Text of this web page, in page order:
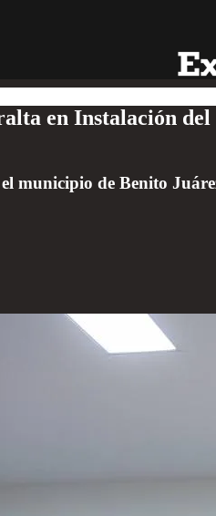
en Instalación
municipio de Benito